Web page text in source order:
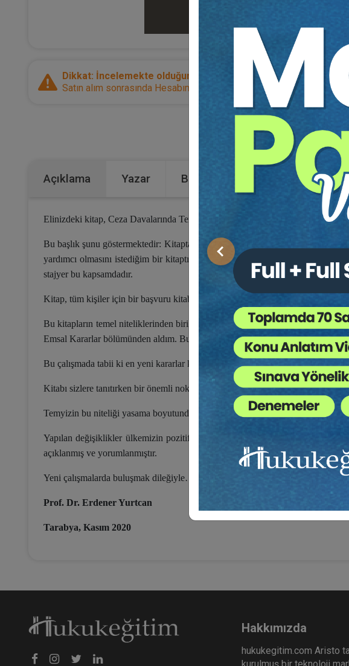
Önceki
Dikkat: İncelemekte olduğunuz ürün bir e-kitaptır.
Satın alım sonrasında Hesabım sayfanız üzerinden direkt olarak
Kategoriler: Bütün
Açıklama Yazar Bu Kitap İçin Kaç Ağaç Kesiliyor
Elinizdeki kitap, Ceza Davalarında Temyiz adını taşımaktadır.
Bu başlık şunu göstermektedir: Kitapta, ceza yargılaması konusunda temyiz
yardımcı olmasını istediğim bir kitaptır. Uygulamacı kavramı geniş bir
stajyer bu kapsamdadır.
Kitap, tüm kişiler için bir başvuru kitabıdır; başka bir anlatımla, el kitabıdır.
Bu kitapların temel niteliklerinden biri de, kapsamları içindeki konulara ilişkin
Emsal Kararlar bölümünden aldım. Bunu yaparken elbette kararları taradım ve
Bu çalışmada tabii ki en yeni kararlar kitaptaki yerlerini aldılar.
Kitabı sizlere tanıtırken bir önemli noktayı da belirtmem uygun olacaktır:
Temyizin bu niteliği yasama boyutunda da kendini göstermiş, son dönemde bu
Yapılan değişiklikler ülkemizin pozitif hukukunda yerini alan istinaf kanun
açıklanmış ve yorumlanmıştır.
Yeni çalışmalarda buluşmak dileğiyle…
Prof. Dr. Erdener Yurtcan
Tarabya, Kasım 2020
Hakkımızda
hukukegitim.com Aristo
kurulmuş bir teknoloji